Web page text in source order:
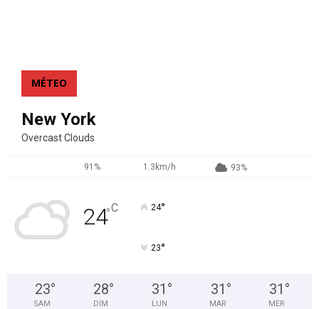
MÉTEO
New York
Overcast Clouds
91% 1.3km/h 93%
24°C 24°
23°
23°
SAM
28°
DIM
31 °
LUN
31 °
MAR
31 °
MER